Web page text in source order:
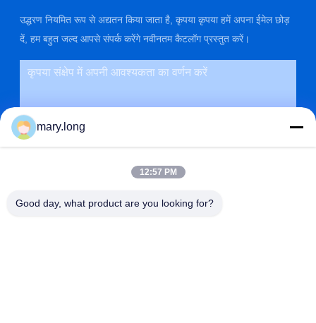
उद्धरण नियमित रूप से अद्यतन किया जाता है, कृपया कृपया हमें अपना ईमेल छोड़
दें, हम बहुत जल्द आपसे संपर्क करेंगे नवीनतम कैटलॉग प्रस्तुत करें।
प्रस्तुत
mary.long
12:57 PM
Good day, what product are you looking for?